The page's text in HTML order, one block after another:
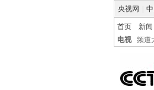
央视网
首页 新闻
电视
频道